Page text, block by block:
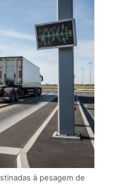
à pesagem de